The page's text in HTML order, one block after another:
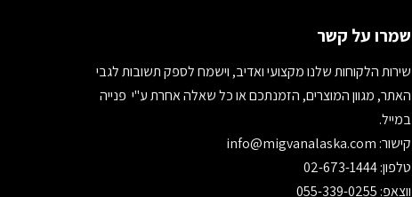
שמרו על קשר
שירות הלקוחות שלנו מקצועי ואדיב, וישמח לספק תשובות לגבי
האתר, מגוון המוצרים, הזמנתכם או כל שאלה אחרת ע"י פנייה
במייל.
קישור:
טלפון: 02-673-1444
ווצאפ: 055-339-0255